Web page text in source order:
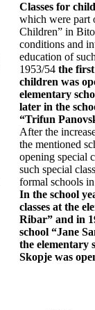
Classes for
which were part
Children” in
conditions and
education of
1953/54 the
children was
elementary
later in the
“Trifun
After the
the mentioned
opening special
such special
formal schools
In the school
classes at the
Ribar” and in
school “Jane
the elementary
Skopje was